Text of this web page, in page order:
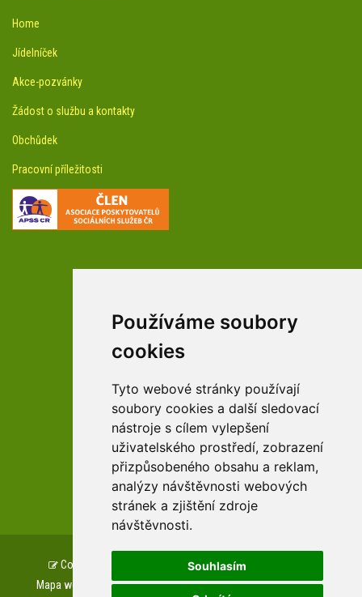
Používáme soubory
cookies
Tyto webové stránky používají
soubory cookies a další sledovací
nástroje s cílem vylepšení
uživatelského prostředí, zobrazení
přizpůsobeného obsahu a reklam,
analýzy návštěvnosti webových
stránek a zjištění zdroje
návštěvnosti.
Souhlasím
Home
Jídelníček
Akce-pozvánky
Žádost o službu a kontakty
Obchůdek
Pracovní příležitosti
facebookové profily domova a arboreta
Youtube profily domova a arboreta
zařízení Pardubického kraje
Copyright © www.csszampach.cz, created by
Mapa webu
Prohlášení o přístupnosti GDPR Cookies